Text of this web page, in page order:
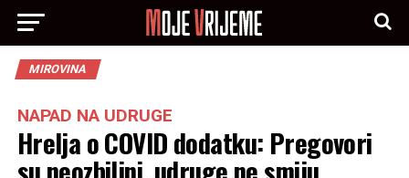
MIROVINA
NAPAD NA UDRUGE
Hrelja o COVID dodatku: Pregovori